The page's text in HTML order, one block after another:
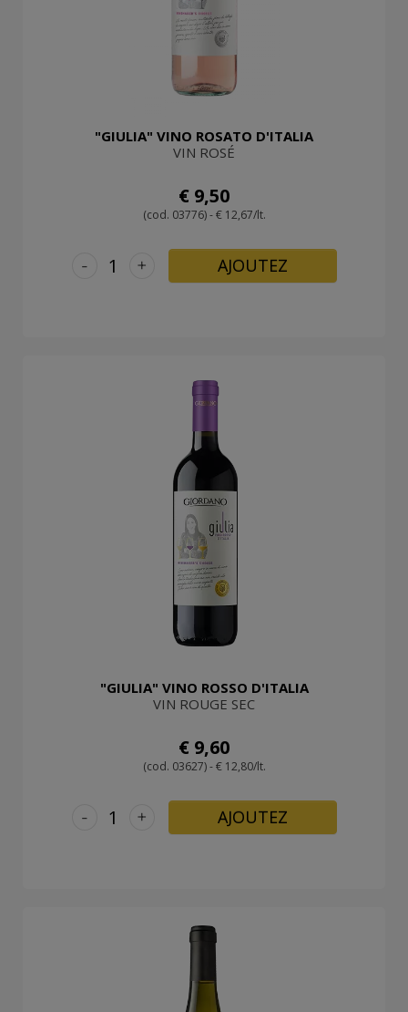
"GIULIA" VINO ROSATO D'ITALIA
VIN ROSÉ
€ 9,50
(cod. 03776) - € 12,67/lt.
+
- AJOUTEZ
"GIULIA" VINO ROSSO D'ITALIA
VIN ROUGE SEC
€ 9,60
(cod. 03627) - € 12,80/lt.
+
- AJOUTEZ